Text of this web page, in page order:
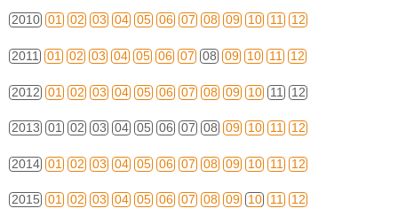
2010 01 02 03 04 05 06 07 08 09 10 11 12
2011 01 02 03 04 05 06 07 08 09 10 11 12
2012 01 02 03 04 05 06 07 08 09 10 11 12
2013 01 02 03 04 05 06 07 08 09 10 11 12
2014 01 02 03 04 05 06 07 08 09 10 11 12
2015 01 02 03 04 05 06 07 08 09 10 11 12